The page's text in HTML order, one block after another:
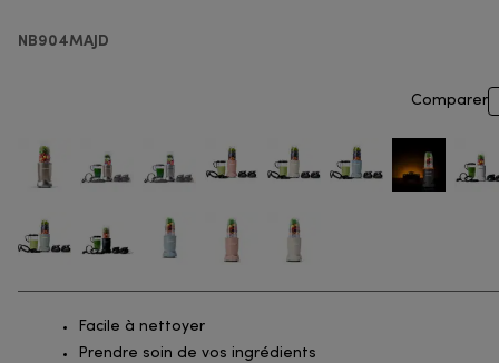
NB904MAJD
Comparer
Facile à nettoyer
Prendre soin de vos ingrédients